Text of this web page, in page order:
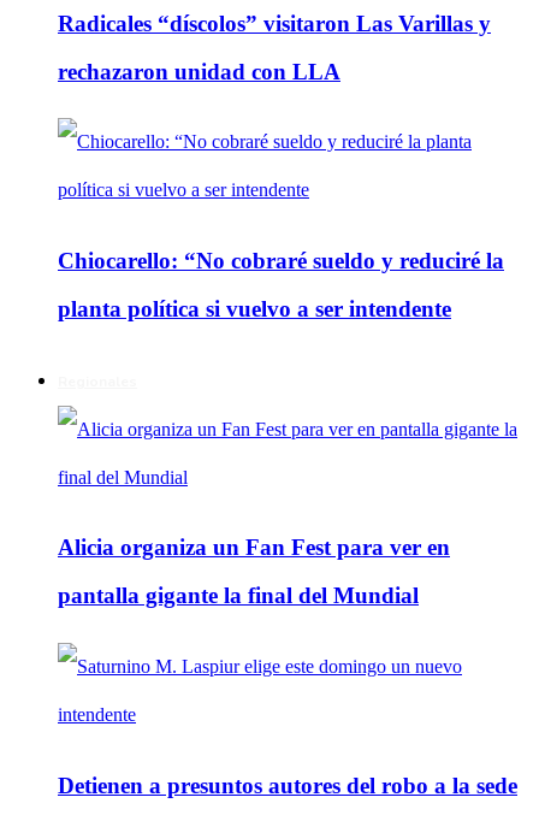
Radicales “díscolos” visitaron Las Varillas y
rechazaron unidad con LLA
Chiocarello: “No cobraré sueldo y reduciré la
planta política si vuelvo a ser intendente
Alicia organiza un Fan Fest para ver en
pantalla gigante la final del Mundial
Detienen a presuntos autores del robo a la sede